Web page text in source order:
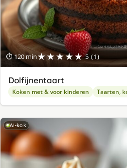
⏱ 120 min★★★★★ 5 (1)
Dolfijnentaart
Koken met & voor kinderen Taarten,
AI-kok